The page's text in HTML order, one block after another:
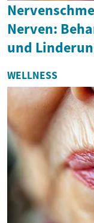
Nerven:
und
WELLNESS